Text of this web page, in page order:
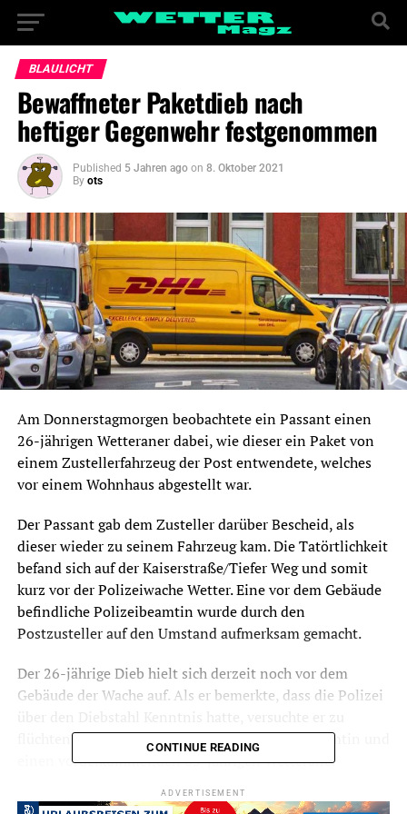
BLAULICHT
Bewaffneter Paketdieb nach
heftiger Gegenwehr festgenommen
Published 5 Jahren ago on 8. Oktober 2021
By ots
Am Donnerstagmorgen beobachtete ein Passant einen
26-jährigen Wetteraner dabei, wie dieser ein Paket von
einem Zustellerfahrzeug der Post entwendete, welches
vor einem Wohnhaus abgestellt war.
Der Passant gab dem Zusteller darüber Bescheid, als
dieser wieder zu seinem Fahrzeug kam. Die Tatörtlichkeit
befand sich auf der Kaiserstraße/Tiefer Weg und somit
kurz vor der Polizeiwache Wetter. Eine vor dem Gebäude
befindliche Polizeibeamtin wurde durch den
Postzusteller auf den Umstand aufmerksam gemacht.
Der 26-jährige Dieb hielt sich derzeit noch vor dem
Gebäude der Wache auf. Als er bemerkte, dass die Polizei
flüchten. Die Flucht konnte durch die Polizeibeamtin und
einen vorbeikommenden 65-jährigen Wetteraner
wehrte er sich so heftig, dass er zu Boden gebracht und
CONTINUE READING
ADVERTISEMENT